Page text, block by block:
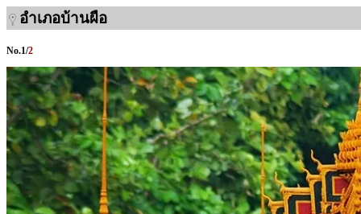
อำเภอบ้านผือ
No.1/2